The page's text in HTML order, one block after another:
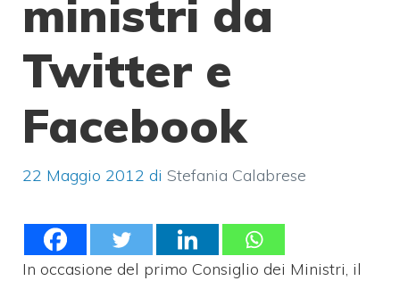
ministri da
Twitter e
Facebook
22 Maggio 2012 di Stefania Calabrese
In occasione del primo Consiglio dei Ministri, il